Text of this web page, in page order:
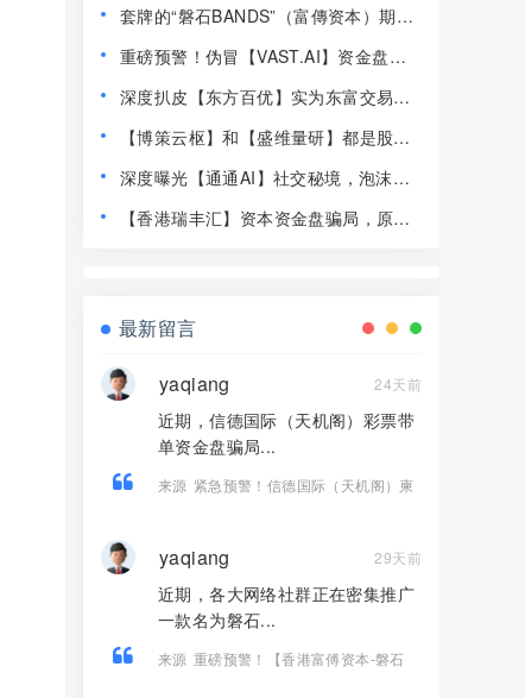
套牌的“磐石BANDS”（富傳资本）期货
将崩盘跑路！
重磅预警！伪冒【VAST.AI】资金盘传
深度扒皮【东方百优】实为东富交易所
满！
【博策云枢】和【盛维量研】都是股票
深度曝光【通通AI】社交秘境，泡沫堆
【香港瑞丰汇】资本资金盘骗局，原拓
最新留言
yaqiang 24天前
近期，信德国际（天机阁）彩票带
单资金盘骗局...
来源 紧急预警！信德国际（天机阁）柬
yaqiang 29天前
近期，各大网络社群正在密集推广
一款名为磐石...
来源 重磅预警！【香港富傅资本-磐石